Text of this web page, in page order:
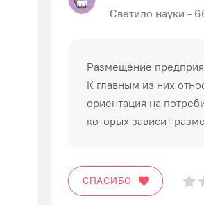
Светило науки -
Размещение
К главным из них
ориентация на
которых зависит
СПАСИБО